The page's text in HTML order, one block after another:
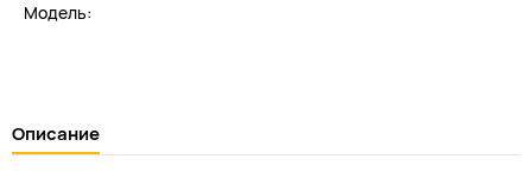
Модель:
Описание